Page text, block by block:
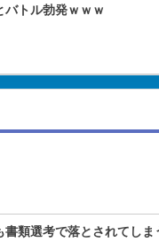
トル勃発ｗｗｗ
類選考で落とされてしま